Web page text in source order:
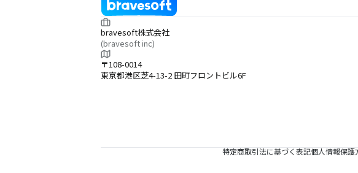
bravesoft株式会社
(bravesoft inc)
〒108-0014
東京都港区芝4-13-2 田町フロントビル6F
特定商取引法に基づく表記個人情報保護